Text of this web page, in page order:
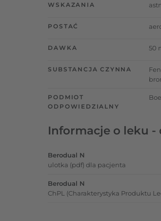
WSKAZANIA
POSTAĆ
DAWKA 50
SUBSTANCJA CZYNNA
PODMIOT
ODPOWIEDZIALNY
Informacje o leku -
Berodual N
ulotka (pdf) dla pacjenta
Berodual N
ChPL (Charakterystyka Produktu